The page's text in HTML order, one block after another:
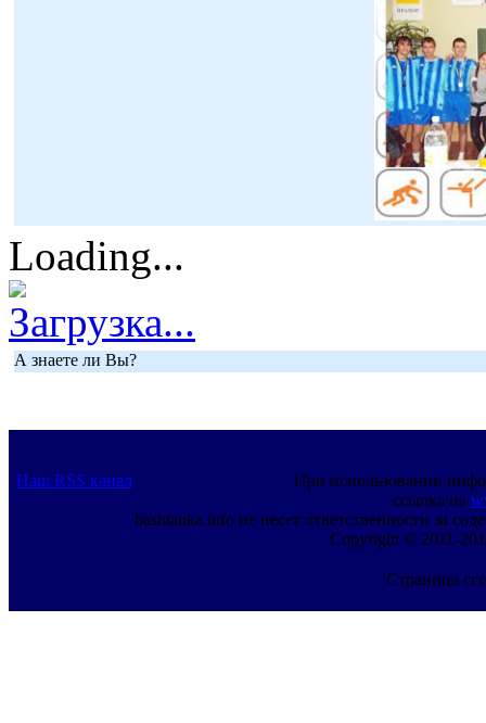
Loading...
Загрузка...
А знаете ли Вы?
Наш RSS канал
При использовании
ссылка на
bashtanka.info не несет ответственности за
Copyright © 2011-
Страница